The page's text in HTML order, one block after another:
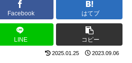
Facebook はてブ
LINE コピー
2025.01.25 2023.09.06